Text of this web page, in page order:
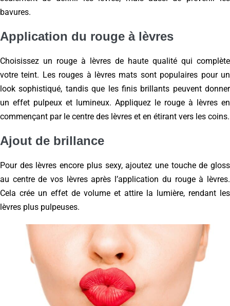
bavures.
Application du rouge à lèvres
Choisissez un rouge à lèvres de haute qualité qui complète
votre teint. Les rouges à lèvres mats sont populaires pour un
look sophistiqué, tandis que les finis brillants peuvent donner
un effet pulpeux et lumineux. Appliquez le rouge à lèvres en
commençant par le centre des lèvres et en étirant vers les coins.
Ajout de brillance
Pour des lèvres encore plus sexy, ajoutez une touche de gloss
au centre de vos lèvres après l’application du rouge à lèvres.
Cela crée un effet de volume et attire la lumière, rendant les
lèvres plus pulpeuses.